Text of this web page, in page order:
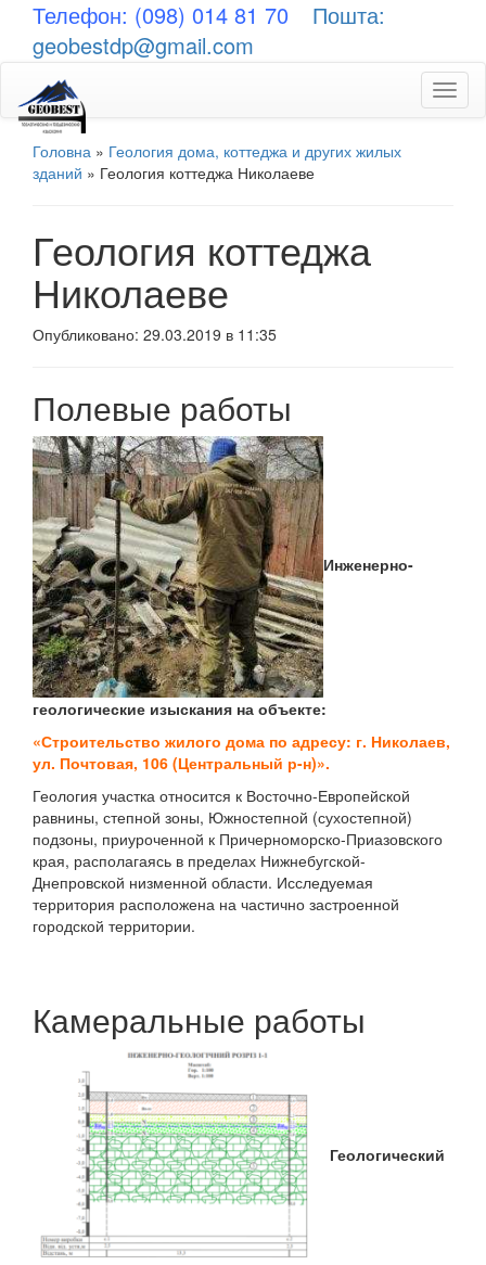
Телефон: (098) 014 81 70
Пошта:
geobestdp@gmail.com
Головна » Геология дома, коттеджа и других жилых
зданий » Геология коттеджа Николаеве
Геология коттеджа
Николаеве
Опубликовано: 29.03.2019 в 11:35
Полевые работы
Инженерно-
геологические изыскания на объекте:
«Строительство жилого дома по адресу: г. Николаев,
ул. Почтовая, 106 (Центральный р-н)».
Геология участка относится к Восточно-Европейской
равнины, степной зоны, Южностепной (сухостепной)
подзоны, приуроченной к Причерноморско-Приазовского
края, располагаясь в пределах Нижнебугской-
Днепровской низменной области. Исследуемая
территория расположена на частично застроенной
городской территории.
Камеральные работы
Геологический